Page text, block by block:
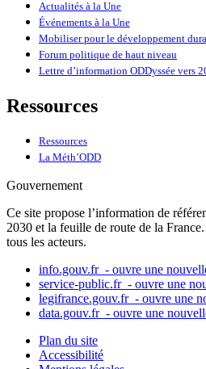
Actualités à la Une
Événements à la Une
Mobiliser pour le développement
Forum politique de haut niveau
Lettre d’information ODDyssée vers
Ressources
Ressources
La Méth’ODD
Gouvernement
Ce site propose l’information de
2030 et la feuille de route de la
tous les acteurs.
info.gouv.fr - ouvre une
service-public.fr - ouvre une
legifrance.gouv.fr - ouvre une
data.gouv.fr - ouvre une
Plan du site
Accessibilité